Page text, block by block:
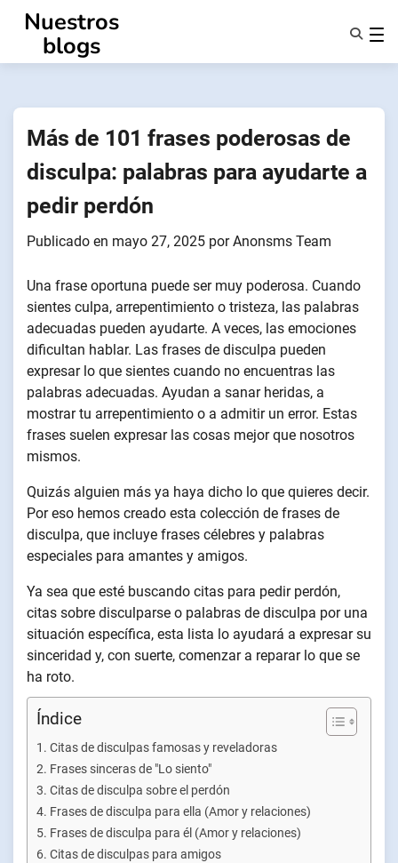
contenido
Nuestros
blogs
Quiénes Somos
Más de 101 frases poderosas de
disculpa: palabras para ayudarte a
pedir perdón
Publicado en mayo 27, 2025 porAnonsms Team
Una frase oportuna puede ser muy poderosa. Cuando
sientes culpa, arrepentimiento o tristeza, las palabras
adecuadas pueden ayudarte. A veces, las emociones
dificultan hablar. Las frases de disculpa pueden
expresar lo que sientes cuando no encuentras las
palabras adecuadas. Ayudan a sanar heridas, a
mostrar tu arrepentimiento o a admitir un error. Estas
frases suelen expresar las cosas mejor que nosotros
mismos.
Quizás alguien más ya haya dicho lo que quieres decir.
Por eso hemos creado esta colección de frases de
disculpa, que incluye frases célebres y palabras
especiales para amantes y amigos.
Ya sea que esté buscando citas para pedir perdón,
citas sobre disculparse o palabras de disculpa por una
situación específica, esta lista lo ayudará a expresar su
sinceridad y, con suerte, comenzar a reparar lo que se
ha roto.
Índice
Citas de disculpas famosas y reveladoras
Frases sinceras de "Lo siento"
Citas de disculpa sobre el perdón
Frases de disculpa para ella (Amor y relaciones)
Frases de disculpa para él (Amor y relaciones)
Citas de disculpas para amigos